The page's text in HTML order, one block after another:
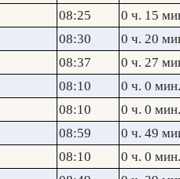
08:25
0 ч. 15
08:30
0 ч. 20
08:37
0 ч. 27
08:10
0 ч. 0 мин.
08:10
0 ч. 0 мин.
08:59
0 ч. 49
08:10
0 ч. 0 мин.